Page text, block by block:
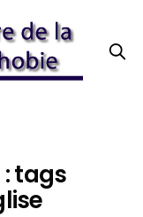
tags